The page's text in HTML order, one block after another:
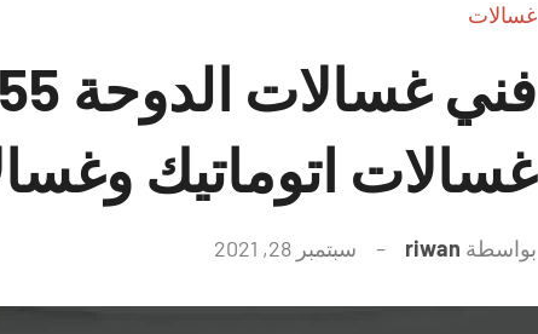
غسالات
غسالات اتوماتيك
بواسطة riwan سبتمبر 28, 2021